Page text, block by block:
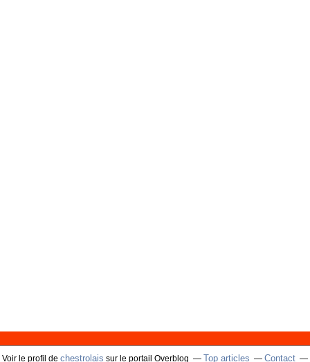
Voir le profil de chestrolais sur le portail Overblog Top articles Contact